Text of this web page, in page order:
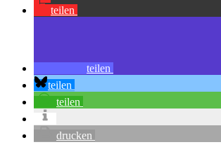
teilen
teilen
teilen
teilen
drucken